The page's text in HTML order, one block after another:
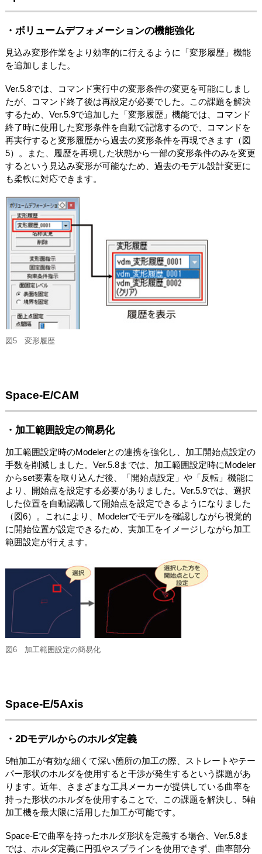
・ボリュームデフォメーションの機能強化
見込み変形作業をより効率的に行えるように「変形履歴」機能
を追加しました。
Ver.5.8では、コマンド実行中の変形条件の変更を可能にしまし
たが、コマンド終了後は再設定が必要でした。この課題を解決
するため、Ver.5.9で追加した「変形履歴」機能では、コマンド
終了時に使用した変形条件を自動で記憶するので、コマンドを
再実行すると変形履歴から過去の変形条件を再現できます（図
5）。また、履歴を再現した状態から一部の変形条件のみを変更
するという見込み変形が可能なため、過去のモデル設計変更に
も柔軟に対応できます。
図5 変形履歴
Space-E/CAM
・加工範囲設定の簡易化
加工範囲設定時のModelerとの連携を強化し、加工開始点設定の
手数を削減しました。Ver.5.8までは、加工範囲設定時にModeler
からset要素を取り込んだ後、「開始点設定」や「反転」機能に
より、開始点を設定する必要がありました。Ver.5.9では、選択
した位置を自動認識して開始点を設定できるようになりました
（図6）。これにより、Modelerでモデルを確認しながら視覚的
に開始位置が設定できるため、実加工をイメージしながら加工
範囲設定が行えます。
図6 加工範囲設定の簡易化
Space-E/5Axis
・2Dモデルからのホルダ定義
5軸加工が有効な細くて深い箇所の加工の際、ストレートやテー
パー形状のホルダを使用すると干渉が発生するという課題があ
ります。近年、さまざまな工具メーカーが提供している曲率を
持った形状のホルダを使用することで、この課題を解決し、5軸
加工機を最大限に活用した加工が可能です。
Space-Eで曲率を持ったホルダ形状を定義する場合、Ver.5.8ま
では、ホルダ定義に円弧やスプラインを使用できず、曲率部分